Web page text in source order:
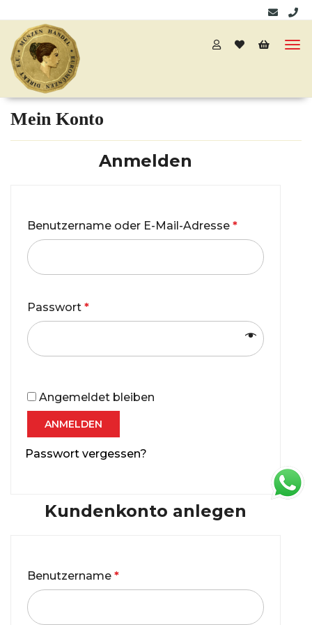
Mein Konto
Anmelden
Benutzername oder E-Mail-Adresse *
Passwort *
Angemeldet bleiben
ANMELDEN
Passwort vergessen?
Kundenkonto anlegen
Benutzername *